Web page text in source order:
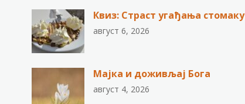
Квиз: Страст угађања стомаку
август 6, 2026
Мајка и доживљај Бога
август 4, 2026